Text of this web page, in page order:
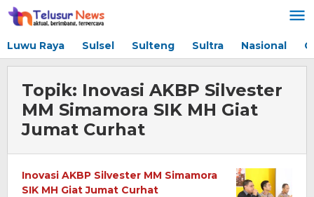
Lewati
ke
Luwu Raya Sulsel Sulteng Sultra Nasional
Topik: Inovasi AKBP Silvester
MM Simamora SIK MH Giat
Jumat Curhat
Inovasi AKBP Silvester MM Simamora
SIK MH Giat Jumat Curhat